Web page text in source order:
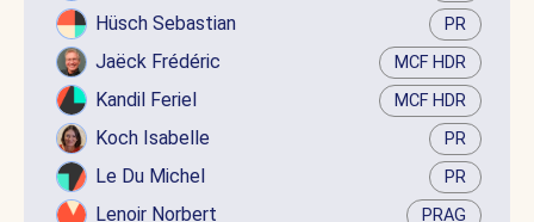
Hüsch Sebastian PR
Jaëck Frédéric MCF HDR
Kandil Feriel MCF HDR
Koch Isabelle PR
Le Du Michel PR
Lenoir Norbert PRAG